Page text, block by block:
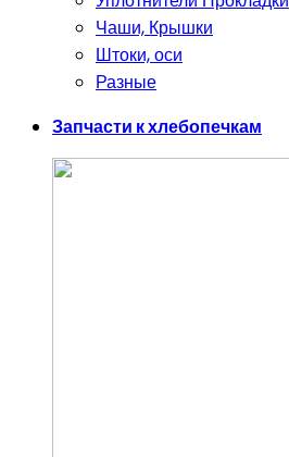
Чаши, Крышки
Штоки, оси
Разные
Запчасти к хлебопечкам